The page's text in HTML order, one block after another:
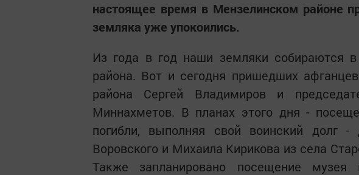
настоящее время в Мензелинском районе
земляка уже упокоились.
Из года в год наши земляки собираются в
района. Вот и сегодня пришедших
района Сергей Владимиров и
Миннахметов. В планах этого дня -
погибли, выполняя свой воинский
Воровского и Михаила Кирикова из села
Также запланировано посещение музея